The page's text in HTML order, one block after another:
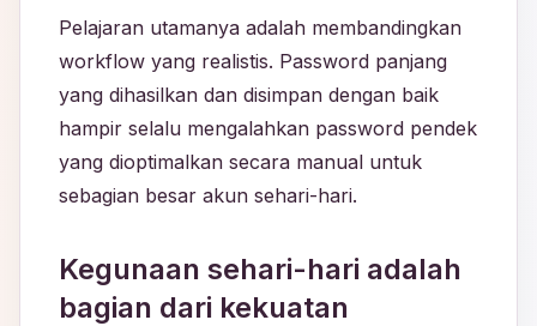
Pelajaran utamanya adalah membandingkan
workflow yang realistis. Password panjang
yang dihasilkan dan disimpan dengan baik
hampir selalu mengalahkan password pendek
yang dioptimalkan secara manual untuk
sebagian besar akun sehari-hari.
Kegunaan sehari-hari adalah
bagian dari kekuatan